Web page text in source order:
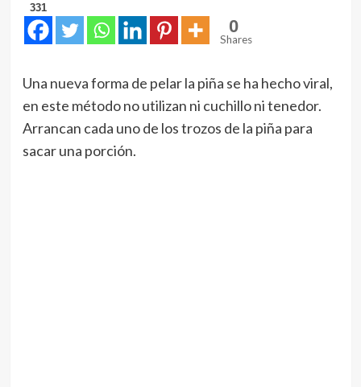
331
0
Shares
Una nueva forma de pelar la piña se ha hecho viral,
en este método no utilizan ni cuchillo ni tenedor.
Arrancan cada uno de los trozos de la piña para
sacar una porción.